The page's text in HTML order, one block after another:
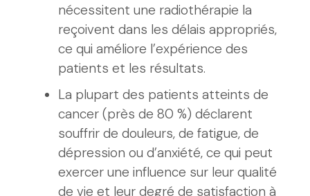
nécessitent une radiothérapie la
reçoivent dans les délais appropriés,
ce qui améliore l’expérience des
patients et les résultats.
La plupart des patients atteints de
cancer (près de 80 %) déclarent
souffrir de douleurs, de fatigue, de
dépression ou d’anxiété, ce qui peut
exercer une influence sur leur qualité
de vie et leur degré de satisfaction à